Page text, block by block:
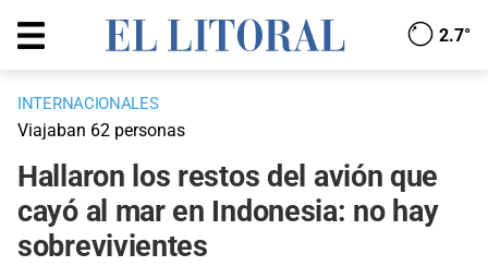
2.7°
INTERNACIONALES
Viajaban 62 personas
Hallaron los restos del avión que
cayó al mar en Indonesia: no hay
sobrevivientes